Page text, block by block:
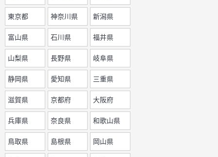
東京都 神奈川県 新潟県
富山県 石川県 福井県
山梨県 長野県 岐阜県
静岡県 愛知県 三重県
滋賀県 京都府 大阪府
兵庫県 奈良県 和歌山県
鳥取県 島根県 岡山県